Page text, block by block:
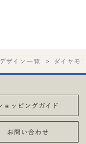
ザイン一覧 ダイヤモ
ョッピングガイド
お問い合わせ